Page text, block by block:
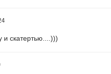
и скатертью....)))